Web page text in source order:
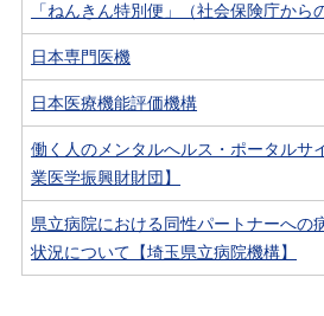
「ねんきん特別便」（社会保険庁から
日本専門医機
日本医療機能評価機構
働く人のメンタルへルス・ポータルサ
業医学振興財財団】
県立病院における同性パートナーへの
状況について【埼玉県立病院機構】